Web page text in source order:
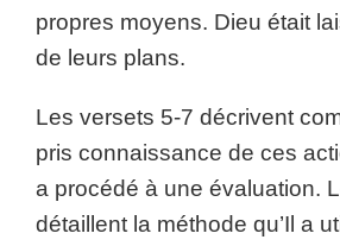
propres moyens. Dieu était
de leurs plans.
Les versets 5-7 décrivent
pris connaissance de ces
a procédé à une évaluation.
détaillent la méthode qu’Il a